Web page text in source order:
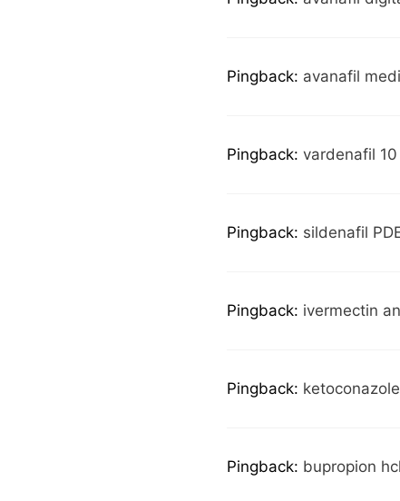
Pingback: avanafil
Pingback: vardenafil
Pingback: sildenafil
Pingback: ivermectin
Pingback:
Pingback: bupropion